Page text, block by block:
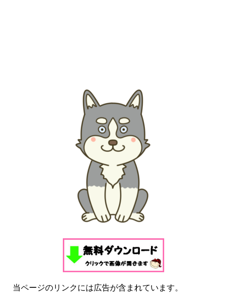
当ページのリンクには広告が含まれています。